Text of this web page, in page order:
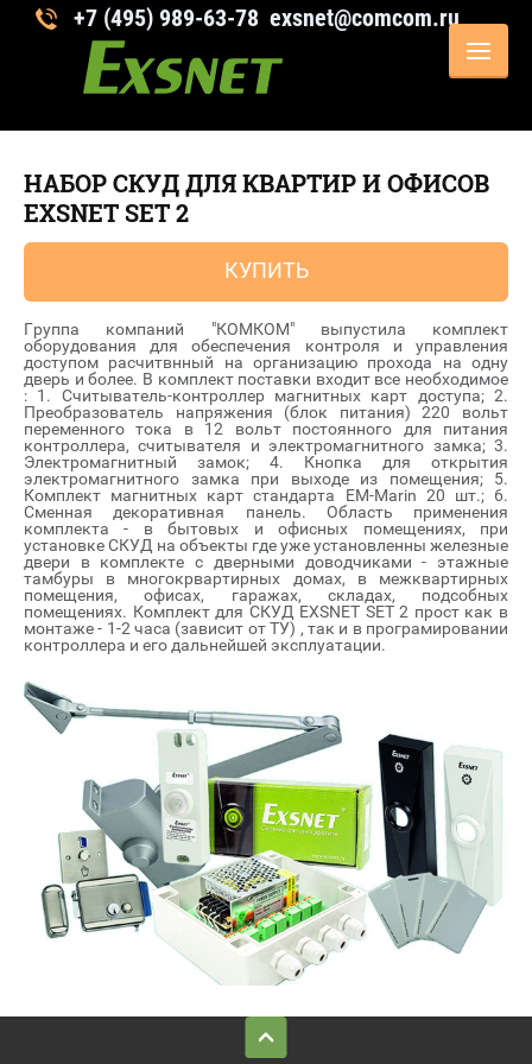
+7 (495) 989-63-78 exsnet@comcom.ru
Системы безопасности и контроля
НАБОР СКУД ДЛЯ КВАРТИР И ОФИСОВ
EXSNET SET 2
КУПИТЬ
Группа компаний "КОМКОМ" выпустила комплект
оборудования для обеспечения контроля и управления
доступом расчитвнный на организацию прохода на одну
дверь и более. В комплект поставки входит все необходимое
: 1. Считыватель-контроллер магнитных карт доступа; 2.
Преобразователь напряжения (блок питания) 220 вольт
переменного тока в 12 вольт постоянного для питания
контроллера, считывателя и электромагнитного замка; 3.
Электромагнитный замок; 4. Кнопка для открытия
электромагнитного замка при выходе из помещения; 5.
Комплект магнитных карт стандарта EM-Marin 20 шт.; 6.
Сменная декоративная панель. Область применения
комплекта - в бытовых и офисных помещениях, при
установке СКУД на объекты где уже установленны железные
двери в комплекте с дверными доводчиками - этажные
тамбуры в многокрвартирных домах, в межквартирных
помещения, офисах, гаражах, складах, подсобных
помещениях. Комплект для СКУД EXSNET SET 2 прост как в
монтаже - 1-2 часа (зависит от ТУ) , так и в програмировании
контроллера и его дальнейшей эксплуатации.